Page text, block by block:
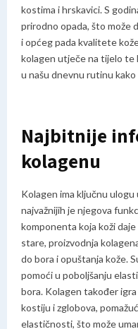
kostima i hrskavici. S
prirodno opada, što može
i općeg pada kvalitete
kolagen utječe na tijelo te
u našu dnevnu rutinu
Najbitnije
kolagenu
Kolagen ima ključnu
najvažnijih je njegova
komponenta koja koži
stare, proizvodnja
do bora i opuštanja kože.
pomoći u poboljšanju
bora. Kolagen također
kostiju i zglobova,
elastičnosti, što može